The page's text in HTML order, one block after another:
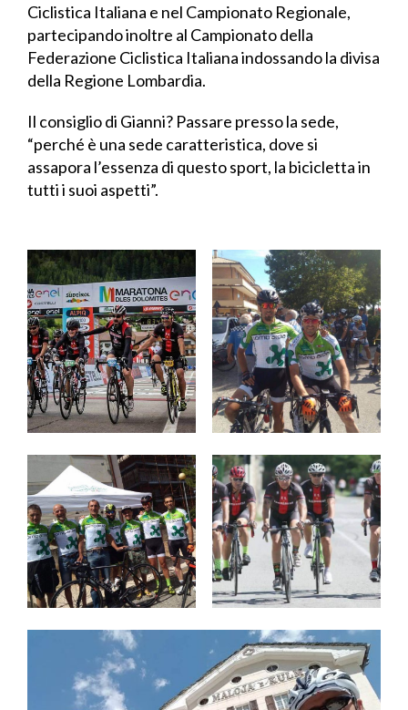
Ciclistica Italiana e nel Campionato Regionale,
partecipando inoltre al Campionato della
Federazione Ciclistica Italiana indossando la divisa
della Regione Lombardia.
Il consiglio di Gianni? Passare presso la sede,
“perché è una sede caratteristica, dove si
assapora l’essenza di questo sport, la bicicletta in
tutti i suoi aspetti”.